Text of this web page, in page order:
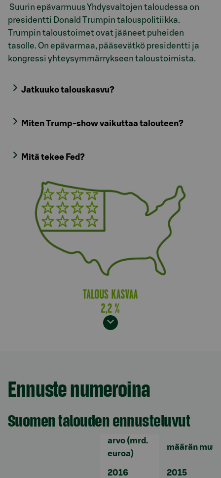
Suurin epävarmuus Yhdysvaltojen taloudessa on
presidentti Donald Trumpin talouspolitiikka.
Trumpin taloustoimet ovat jääneet puheiden
tasolle. On epävarmaa, pääsevätkö presidentti ja
kongressi yhteysymmärrykseen taloustoimista.
Jatkuuko talouskasvu?
Miten Trump-show vaikuttaa talouteen?
Mitä tekee Fed?
Ennuste numeroina
Suomen talouden ennusteluvut
arvo (mrd.
euroa)
määrän
2016 2015